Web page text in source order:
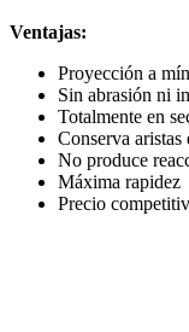
Ventajas:
Proyección a
Sin abrasión ni
Totalmente en
Conserva
No produce
Máxima rapidez
Precio